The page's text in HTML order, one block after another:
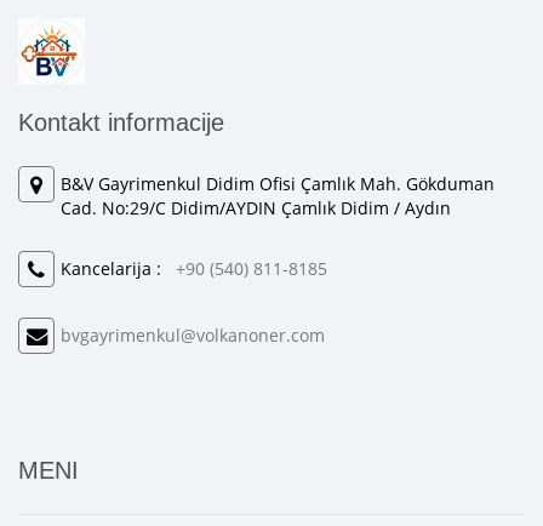
Kontakt informacije
B&V Gayrimenkul Didim Ofisi Çamlık Mah. Gökduman
Cad. No:29/C Didim/AYDIN Çamlık Didim / Aydın
Kancelarija : +90 (540) 811-8185
bvgayrimenkul@volkanoner.com
MENI